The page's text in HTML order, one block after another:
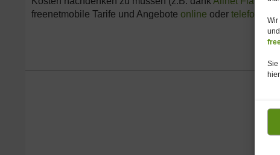
Wir
Sie
freenetmobile Tarife und Angebote online oder telefonisch